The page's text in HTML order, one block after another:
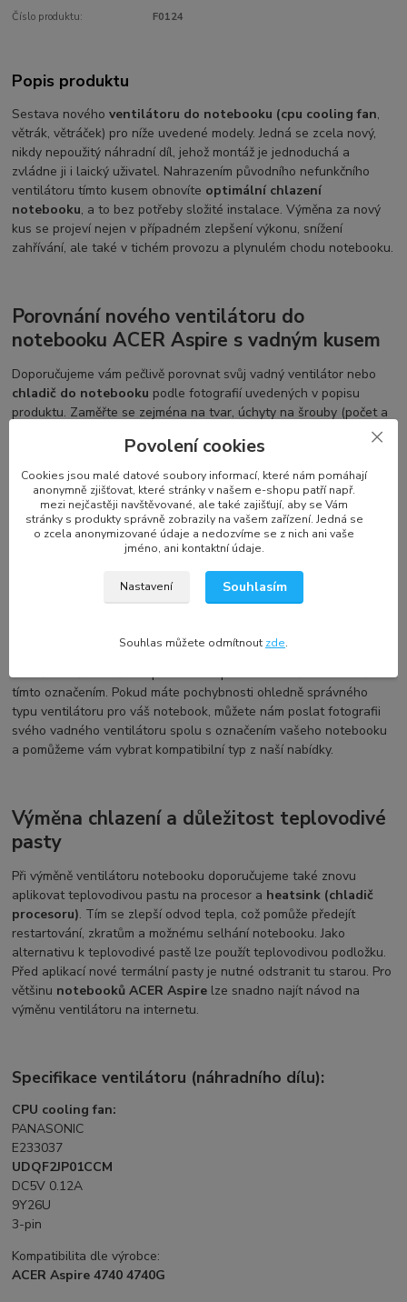
Číslo produktu: F0124
Popis produktu
Sestava novéhoventilátoru do notebooku (cpu cooling fan,
větrák, větráček) pro níže uvedené modely. Jedná se zcela nový,
nikdy nepoužitý náhradní díl, jehož montáž je jednoduchá a
zvládne ji i laický uživatel. Nahrazením původního nefunkčního
ventilátoru tímto kusem obnovíte optimální chlazení
notebooku, a to bez potřeby složité instalace. Výměna za nový
kus se projeví nejen v případném zlepšení výkonu, snížení
zahřívání, ale také v tichém provozu a plynulém chodu notebooku.
Porovnání nového ventilátoru do
notebooku ACER Aspire s vadným kusem
Doporučujeme vám pečlivě porovnat svůj vadný ventilátor nebo
chladič do notebooku podle fotografií uvedených v popisu
produktu. Zaměřte se zejména na tvar, úchyty na šrouby (počet a
umístění), konektor a počet kabelů. Pro některé notebooky existují
různé verze ventilátorů, závislé na grafické kartě, typu procesoru,
typu LCD a dalších faktorech. Výrobci, jako jsou SUNON, Delta
Electronics, Forcecon, a další, nabízejíventilátory a chlazení
notebookus různými specifikacemi a označeními.
Označení a kompatibilita náhradního dílu
Každý výrobce používá své vlastní označení, což se nemusí
shodovat s označením na vašem vadném ventilátoru. Navíc se
tímto označením. Pokud máte pochybnosti ohledně správného
typu ventilátoru pro váš notebook, můžete nám poslat fotografii
svého vadného ventilátoru spolu s označením vašeho notebooku
a pomůžeme vám vybrat kompatibilní typ z naší nabídky.
Výměna chlazení a důležitost teplovodivé
pasty
Při výměně ventilátoru notebooku doporučujeme také znovu
aplikovat teplovodivou pastu na procesor a heatsink (chladič
procesoru). Tím se zlepší odvod tepla, což pomůže předejít
restartování, zkratům a možnému selhání notebooku. Jako
alternativu k teplovodivé pastě lze použít teplovodivou podložku.
Před aplikací nové termální pasty je nutné odstranit tu starou. Pro
většinu notebooků ACER Aspire lze snadno najít návod na
výměnu ventilátoru na internetu.
Specifikace ventilátoru (náhradního dílu):
CPU cooling fan:
PANASONIC
E233037
UDQF2JP01CCM
DC5V 0.12A
9Y26U
3-pin
Kompatibilita dle výrobce:
ACER Aspire 4740 4740G
Povolení cookies
Cookies jsou malé datové soubory informací, které nám pomáhají
anonymně zjišťovat, které stránky v našem e-shopu patří např.
mezi nejčastěji navštěvované, ale také zajišťují, aby se Vám
stránky s produkty správně zobrazily na vašem zařízení. Jedná se
o zcela anonymizované údaje a nedozvíme se z nich ani vaše
jméno, ani kontaktní údaje.
Nastavení Souhlasím
Souhlas můžete odmítnout zde.